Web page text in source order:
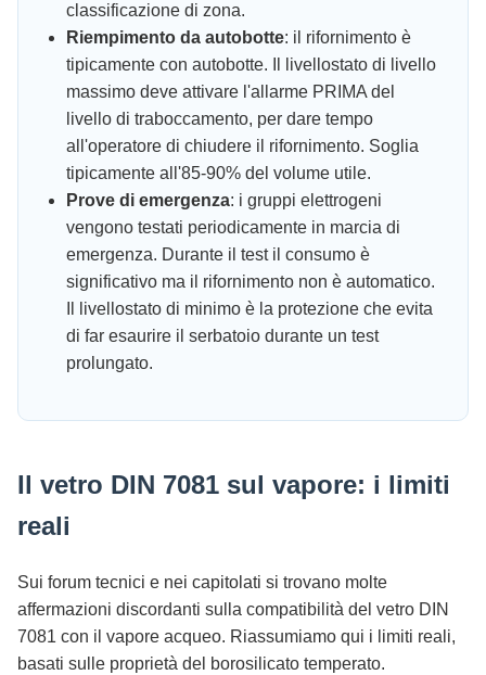
classificazione di zona.
Riempimento da autobotte: il rifornimento è
tipicamente con autobotte. Il livellostato di livello
massimo deve attivare l'allarme PRIMA del
livello di traboccamento, per dare tempo
all'operatore di chiudere il rifornimento. Soglia
tipicamente all'85-90% del volume utile.
Prove di emergenza: i gruppi elettrogeni
vengono testati periodicamente in marcia di
emergenza. Durante il test il consumo è
significativo ma il rifornimento non è automatico.
Il livellostato di minimo è la protezione che evita
di far esaurire il serbatoio durante un test
prolungato.
Il vetro DIN 7081 sul vapore: i limiti
reali
Sui forum tecnici e nei capitolati si trovano molte
affermazioni discordanti sulla compatibilità del vetro DIN
7081 con il vapore acqueo. Riassumiamo qui i limiti reali,
basati sulle proprietà del borosilicato temperato.